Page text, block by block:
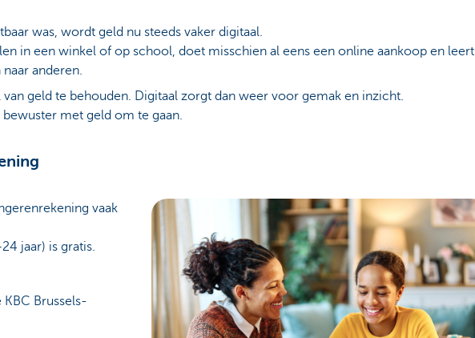
was, wordt geld nu steeds vaker digitaal.
in een winkel of op school, doet misschien al eens een online aankoop en leert
anderen.
geld te behouden. Digitaal zorgt dan weer voor gemak en inzicht.
met geld om te gaan.
vaak
jaar) is gratis.
Brussels-